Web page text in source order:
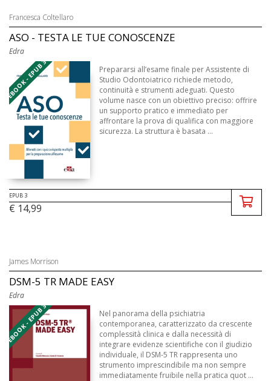
Francesca Coltellaro
ASO - TESTA LE TUE CONOSCENZE
Edra
EBOOK - EPUB 3
Prepararsi all’esame finale per Assistente di
Studio Odontoiatrico richiede metodo,
continuità e strumenti adeguati. Questo
volume nasce con un obiettivo preciso: offrire
un supporto pratico e immediato per
affrontare la prova di qualifica con maggiore
sicurezza. La struttura è basata ...
EPUB 3
€ 14,99
James Morrison
DSM-5 TR MADE EASY
Edra
EBOOK - EPUB 3
Nel panorama della psichiatria
contemporanea, caratterizzato da crescente
complessità clinica e dalla necessità di
integrare evidenze scientifiche con il giudizio
individuale, il DSM-5 TR rappresenta uno
strumento imprescindibile ma non sempre
immediatamente fruibile nella pratica quot ...